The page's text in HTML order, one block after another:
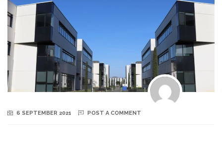
6 SEPTEMBER 2021 POST A COMMENT